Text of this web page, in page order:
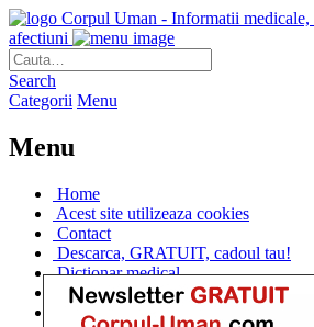
Corpul Uman - Informatii medicale,
afectiuni
Search
Categorii Menu
Menu
Home
Acest site utilizeaza cookies
Contact
Descarca, GRATUIT, cadoul tau!
Dictionar medical
Dr. Cristina IANUC
Linkuri utile